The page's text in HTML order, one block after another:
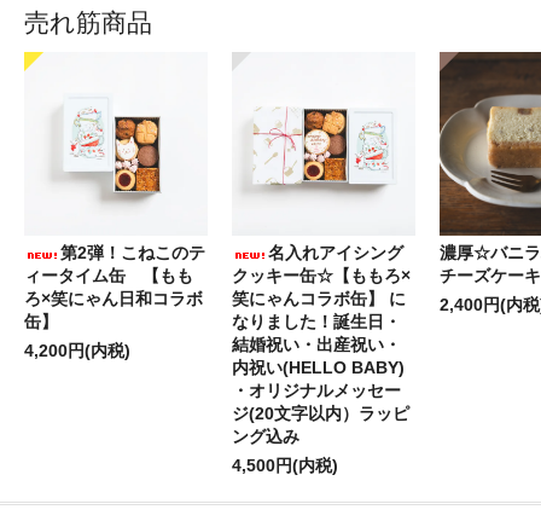
売れ筋商品
第2弾！こねこのテ
ィータイム缶 【もも
ろ×笑にゃん日和コラボ
缶】
4,200円(内税)
名入れアイシング
クッキー缶☆【ももろ×
笑にゃんコラボ缶】 に
なりました！誕生日・
結婚祝い・出産祝い・
内祝い(HELLO BABY)
・オリジナルメッセー
ジ(20文字以内）ラッピ
ング込み
4,500円(内税)
濃厚☆バニ
チーズケーキ
2,400円(内